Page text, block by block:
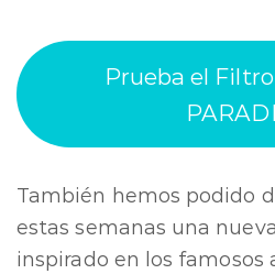
Prueba el
También hemos podido
estas semanas una
inspirado en los famosos